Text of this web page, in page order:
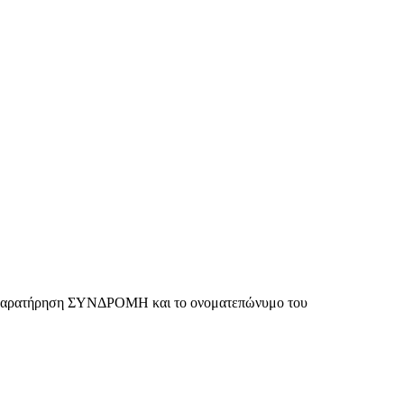
παρατήρηση ΣΥΝΔΡΟΜΗ και το ονοματεπώνυμο του